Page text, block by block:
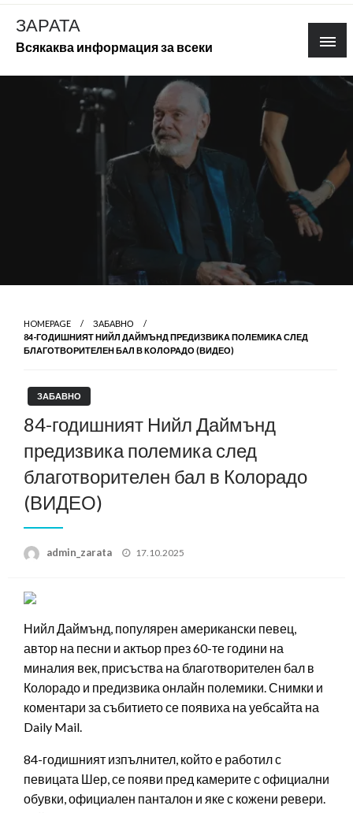
Skip
content
ЗАРАТА
Всякаква информация за всеки
HOMEPAGE
ЗАБАВНО
84-ГОДИШНИЯТ НИЙЛ ДАЙМЪНД ПРЕДИЗВИКА ПОЛЕМИКА СЛЕД
БЛАГОТВОРИТЕЛЕН БАЛ В КОЛОРАДО (ВИДЕО)
ЗАБАВНО
84-годишният Нийл Даймънд
предизвика полемика след
благотворителен бал в Колорадо
(ВИДЕО)
admin_zarata
Posted
17.10.2025
Нийл Даймънд, популярен американски певец,
автор на песни и актьор през 60-те години на
миналия век, присъства на благотворителен бал в
Колорадо и предизвика онлайн полемики. Снимки и
коментари за събитието се появиха на уебсайта на
Daily Mail.
84-годишният изпълнител, който е работил с
певицата Шер, се появи пред камерите с официални
обувки, официален панталон и яке с кожени ревери.